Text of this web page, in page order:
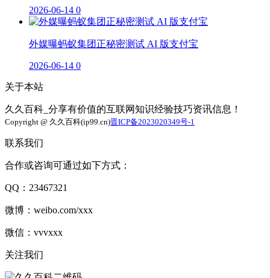
2026-06-14 0
外媒曝蚂蚁集团正秘密测试 AI 版支付宝
2026-06-14 0
关于本站
久久百科_分享有价值的互联网知识经验技巧资讯信息！
Copyright @ 久久百科(ip99.cn)晋ICP备2023020349号-1
联系我们
合作或咨询可通过如下方式：
QQ：23467321
微博：weibo.com/xxx
微信：vvvxxx
关注我们